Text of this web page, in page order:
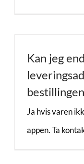
Kan jeg
Ja hvis varen
appen. Ta